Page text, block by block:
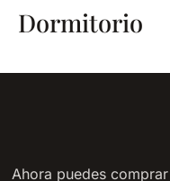
Dormitorio
Ahora puedes